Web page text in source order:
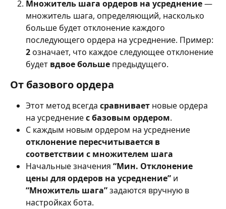
Множитель шага ордеров на усреднение —
множитель шага, определяющий, насколько
больше будет отклонение каждого
последующего ордера на усреднение. Пример:
2 означает, что каждое следующее отклонение
будет вдвое больше предыдущего.
От базового ордера
Этот метод всегда сравнивает новые ордера
на усреднение с базовым ордером.
С каждым новым ордером на усреднение
отклонение пересчитывается в
соответствии с множителем шага
Начальные значения “Мин. Отклонение
цены для ордеров на усреднение” и
“Множитель шага” задаются вручную в
настройках бота.